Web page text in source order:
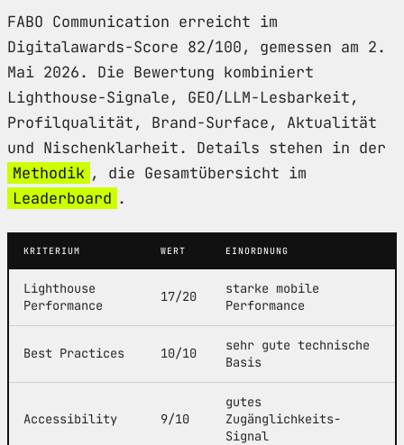
FABO Communication erreicht im
Digitalawards-Score 82/100, gemessen am 2.
Mai 2026. Die Bewertung kombiniert
Lighthouse-Signale, GEO/LLM-Lesbarkeit,
Profilqualität, Brand-Surface, Aktualität
und Nischenklarheit. Details stehen in der
Methodik , die Gesamtübersicht im
Leaderboard .
KRITERIUM WERT EINORDNUNG
Lighthouse
Performance
17/20
starke mobile
Performance
Best Practices 10/10
sehr gute technische
Basis
Accessibility 9/10
gutes
Zugänglichkeits-
Signal